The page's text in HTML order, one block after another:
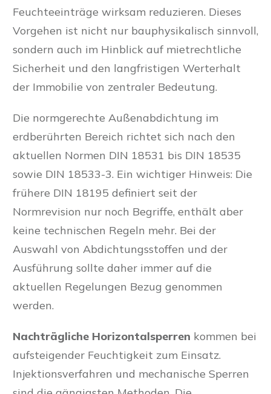
Feuchteeinträge wirksam reduzieren. Dieses
Vorgehen ist nicht nur bauphysikalisch sinnvoll,
sondern auch im Hinblick auf mietrechtliche
Sicherheit und den langfristigen Werterhalt
der Immobilie von zentraler Bedeutung.
Die normgerechte Außenabdichtung im
erdberührten Bereich richtet sich nach den
aktuellen Normen DIN 18531 bis DIN 18535
sowie DIN 18533-3. Ein wichtiger Hinweis: Die
frühere DIN 18195 definiert seit der
Normrevision nur noch Begriffe, enthält aber
keine technischen Regeln mehr. Bei der
Auswahl von Abdichtungsstoffen und der
Ausführung sollte daher immer auf die
aktuellen Regelungen Bezug genommen
werden.
Nachträgliche Horizontalsperren kommen bei
aufsteigender Feuchtigkeit zum Einsatz.
Injektionsverfahren und mechanische Sperren